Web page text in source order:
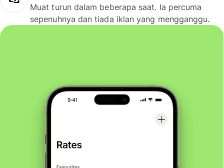
Muat turun dalam beberapa saat. Ia percuma
sepenuhnya dan tiada iklan yang mengganggu.